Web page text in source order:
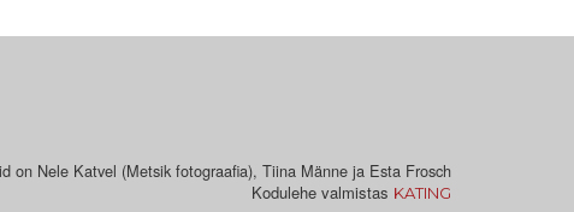
on Nele Katvel (Metsik fotograafia), Tiina Männe ja Esta Frosch
Kodulehe valmistas KATING